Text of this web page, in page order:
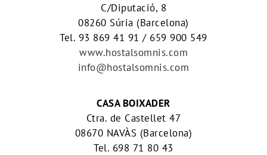
C/Diputació, 8
08260 Súria (Barcelona)
Tel. 93 869 41 91 / 659 900 549
www.hostalsomnis.com
info@hostalsomnis.com
CASA BOIXADER
Ctra. de Castellet 47
08670 NAVÀS (Barcelona)
Tel. 698 71 80 43